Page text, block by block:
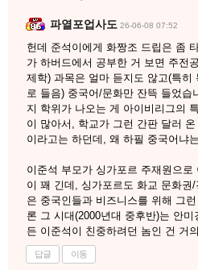
파열포업사도 26-06-08 07:52
헌데 준석이에게 화짱조 드립은 좀
가 하버드에서 공부한 거 보면 주전
제학) 과목은 얼마 듣지도 않고(특히
로 들음) 중국어/문화만 잔뜩 들었
지 학위가 나오는 게 아이비리그의
이 많아서, 학교가 그런 간판 달러
이라고는 하던데, 왜 하필 중국어냐
이준석 부모가 싱가포르 주재원으
이 꽤 긴데, 싱가포르도 화교 문화권
은 중국인들과 비즈니스를 위해 그
론 그 시대(2000년대 중후반)는 안
든 이준석이 친중하려던 놈인 건 거
답글 이동